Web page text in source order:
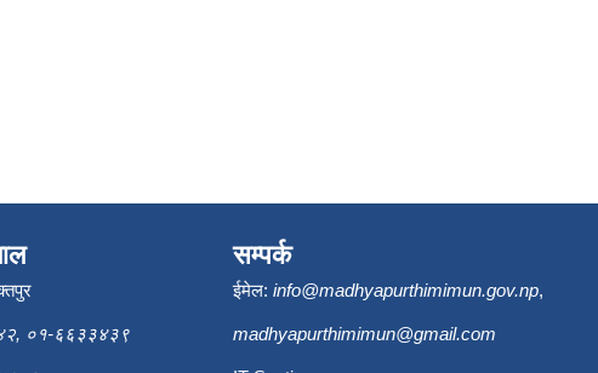
०१-६६३३४३९
सम्पर्क
ईमेल: info@madhyapurthimimun.gov.np,
madhyapurthimimun@gmail.com